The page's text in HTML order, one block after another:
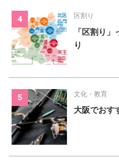
区割り
「区割り
り
文化・教育
大阪でおす